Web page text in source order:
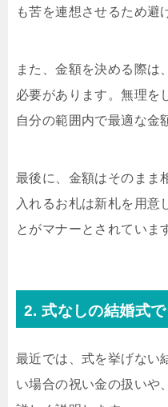
も苦を連想させるため避
また、金額を決める際は
必要があります。無理を
自分の範囲内で最適な金
最後に、金額はそのまま
入れるお札は新札を用意
とがマナーとされていま
2. 式なしの結婚式
最近では、式を挙げない
い場合の祝い金の扱いや